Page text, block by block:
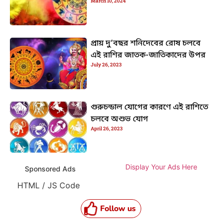
প্রায় দু’বছর শনিদেবের রোষ চলবে
এই রাশির জাতক-জাতিকাদের উপর
July 26, 2023
গুরুচন্ডাল যোগের কারণে এই রাশিতে
চলবে অশুভ যোগ
April 26, 2023
Sponsored Ads Display Your Ads Here
HTML / JS Code
Follow us